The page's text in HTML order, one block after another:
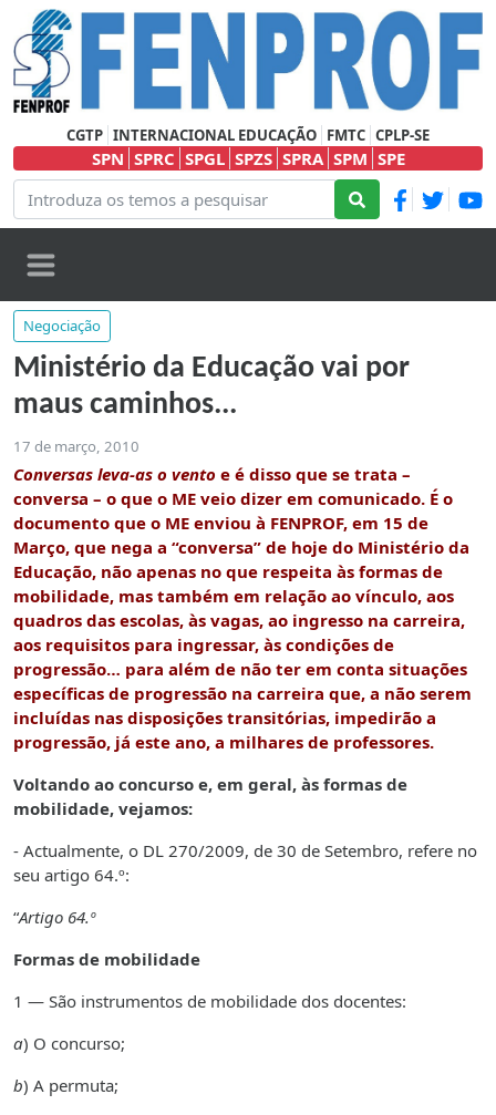
CGTP INTERNACIONAL EDUCAÇÃO FMTC CPLP-SE
SPN SPRC SPGL SPZS SPRA SPM SPE
Negociação
Ministério da Educação vai por
maus caminhos...
17 de março, 2010
Conversas leva-as o vento e é disso que se trata –
conversa – o que o ME veio dizer em comunicado. É o
documento que o ME enviou à FENPROF, em 15 de
Março, que nega a “conversa” de hoje do Ministério da
Educação, não apenas no que respeita às formas de
mobilidade, mas também em relação ao vínculo, aos
quadros das escolas, às vagas, ao ingresso na carreira,
aos requisitos para ingressar, às condições de
progressão… para além de não ter em conta situações
específicas de progressão na carreira que, a não serem
incluídas nas disposições transitórias, impedirão a
progressão, já este ano, a milhares de professores.
Voltando ao concurso e, em geral, às formas de
mobilidade, vejamos:
- Actualmente, o DL 270/2009, de 30 de Setembro, refere no
seu artigo 64.º:
“Artigo 64.º
Formas de mobilidade
1 — São instrumentos de mobilidade dos docentes:
a) O concurso;
b) A permuta;